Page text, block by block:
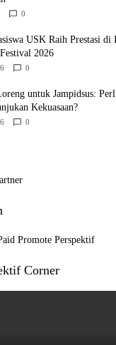
0
USK Raih Prestasi di
2026
0
untuk Jampidsus:
Kekuasaan?
0
Corner